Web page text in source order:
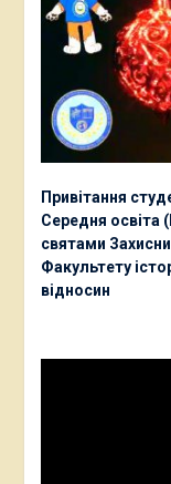
Привітання
Середня освіта
святами
Факультету
відносин